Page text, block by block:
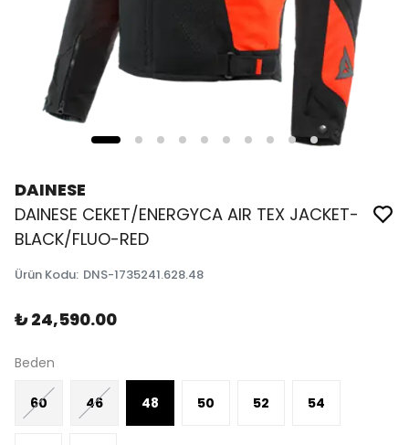
DAINESE
DAINESE CEKET/ENERGYCA AIR TEX JACKET-
BLACK/FLUO-RED
Ürün Kodu: DNS-1735241.628.48
₺ 24,590.00
Beden
60 46 48 50 52 54